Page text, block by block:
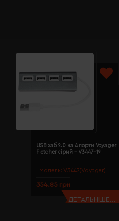
Модель: V3447(Voyager)
USB хаб 2.0 на 4 порти Voyager
Fletcher сірий - V3447-19
354.85 грн
ДЕТАЛЬНІШЕ...